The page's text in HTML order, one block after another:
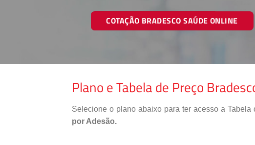
COTAÇÃO BRADESCO SAÚDE ONLINE
Plano e Tabela de Preço
Selecione o plano abaixo para ter acesso a
por Adesão.